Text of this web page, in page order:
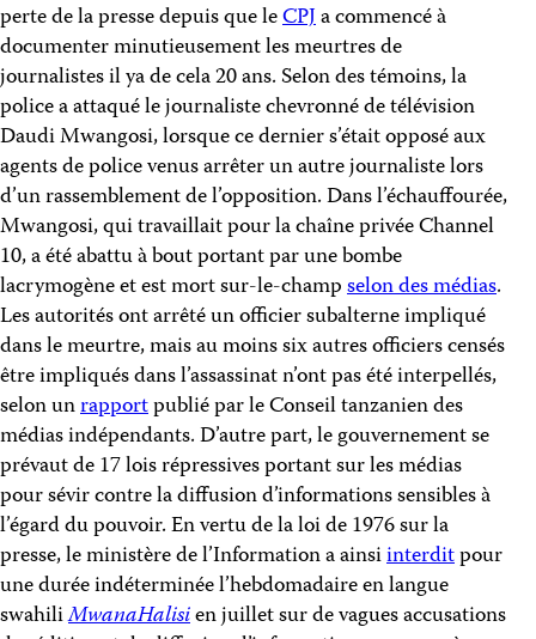
perte de la presse depuis que leCPJa commencé à
documenter minutieusement les meurtres de
journalistes il ya de cela 20 ans. Selon des témoins, la
police a attaqué le journaliste chevronné de télévision
Daudi Mwangosi, lorsque ce dernier s’était opposé aux
agents de police venus arrêter un autre journaliste lors
d’un rassemblement de l’opposition. Dans l’échauffourée,
Mwangosi, qui travaillait pour la chaîne privée Channel
10, a été abattu à bout portant par une bombe
lacrymogène et est mort sur-le-champselon des médias.
Les autorités ont arrêté un officier subalterne impliqué
dans le meurtre, mais au moins six autres officiers censés
être impliqués dans l’assassinat n’ont pas été interpellés,
selon unrapportpublié par le Conseil tanzanien des
médias indépendants. D’autre part, le gouvernement se
prévaut de 17 lois répressives portant sur les médias
pour sévir contre la diffusion d’informations sensibles à
l’égard du pouvoir. En vertu de la loi de 1976 sur la
presse, le ministère de l’Information a ainsiinterditpour
une durée indéterminée l’hebdomadaire en langue
swahiliMwanaHalisien juillet sur de vagues accusations